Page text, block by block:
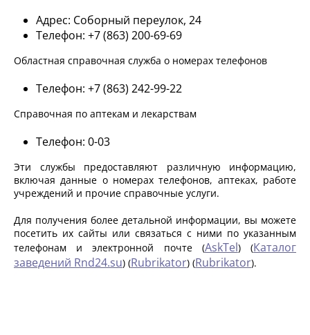
Адрес: Соборный переулок, 24
Телефон: +7 (863) 200-69-69
Областная справочная служба о номерах телефонов
Телефон: +7 (863) 242-99-22
Справочная по аптекам и лекарствам
Телефон: 0-03
Эти службы предоставляют различную информацию,
включая данные о номерах телефонов, аптеках, работе
учреждений и прочие справочные услуги.
Для получения более детальной информации, вы можете
посетить их сайты или связаться с ними по указанным
телефонам и электронной почте​ (AskTel)​​ (Каталог
заведений Rnd24.su)​​ (Rubrikator)​​ (Rubrikator)​.